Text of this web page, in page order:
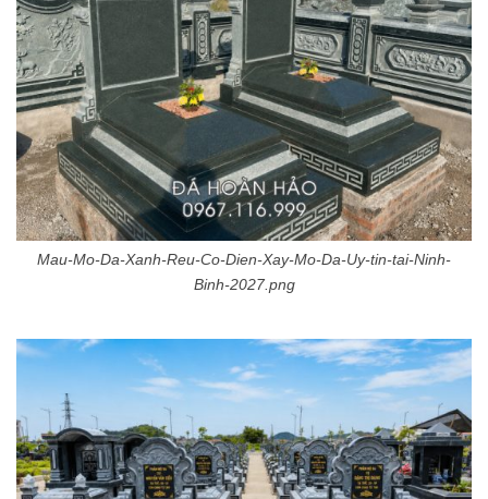
Mau-Mo-Da-Xanh-Reu-Co-Dien-Xay-Mo-Da-Uy-tin-tai-Ninh-
Binh-2027.png